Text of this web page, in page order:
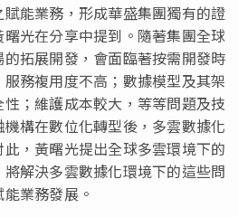
賦能業務，形成華盛集團獨有的證
光在分享中提到。隨著集團全球
拓展開發，會面臨著按需開發時
務複用度不高；數據模型及其架
；維護成本較大，等等問題及技
構在數位化轉型後，多雲數據化
，黃曙光提出全球多雲環境下的
解決多雲數據化環境下的這些問
業務發展。